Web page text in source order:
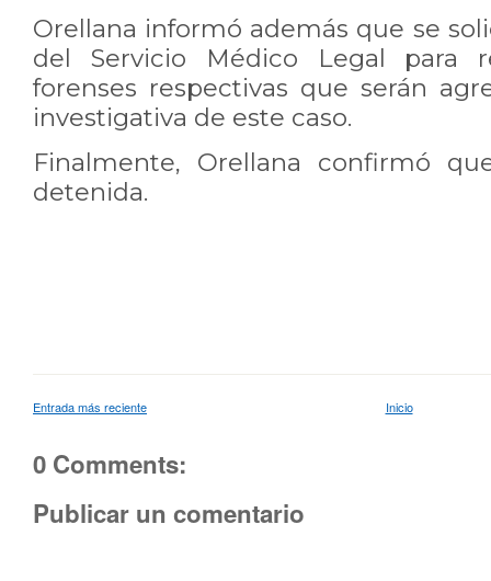
Orellana informó además que se
del Servicio Médico Legal para
forenses respectivas que serán
investigativa de este caso.
Finalmente, Orellana confirmó
detenida.
Entrada más reciente Inicio
0 Comments:
Publicar un comentario